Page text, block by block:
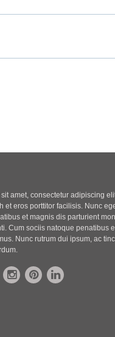
amet, consectetur adipiscing
et eros porttitor facilisis. Nunc
et magnis dis parturient
Cum sociis natoque penatibus
Nunc rutrum dui ipsum, ac